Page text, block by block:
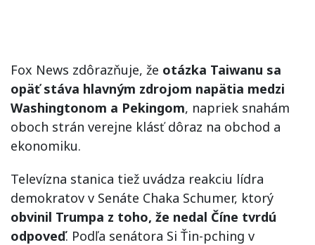
Fox News zdôrazňuje, že otázka Taiwanu sa
opäť stáva hlavným zdrojom napätia medzi
Washingtonom a Pekingom, napriek snahám
oboch strán verejne klásť dôraz na obchod a
ekonomiku.
Televízna stanica tiež uvádza reakciu lídra
demokratov v Senáte Chaka Schumer, ktorý
obvinil Trumpa z toho, že nedal Číne tvrdú
odpoveď. Podľa senátora Si Ťin-pching v